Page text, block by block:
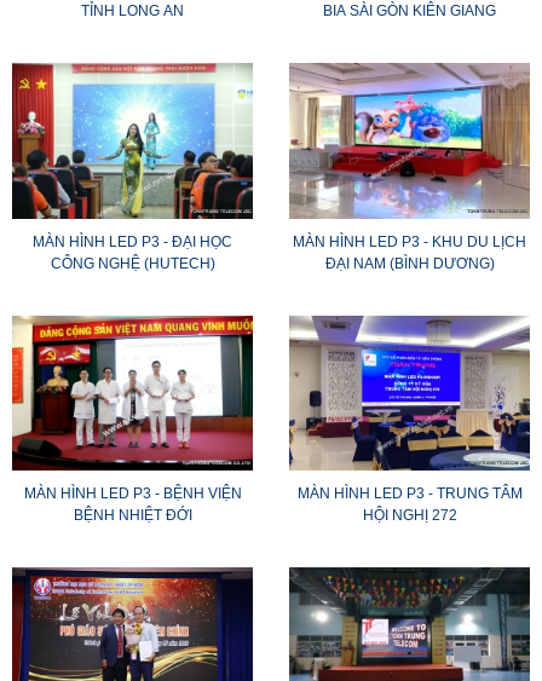
TỈNH LONG AN
BIA SÀI GÒN KIÊN GIANG
MÀN HÌNH LED P3 - ĐẠI HỌC
CÔNG NGHỆ (HUTECH)
MÀN HÌNH LED P3 - KHU DU LỊCH
ĐẠI NAM (BÌNH DƯƠNG)
MÀN HÌNH LED P3 - BỆNH VIỆN
BỆNH NHIỆT ĐỚI
MÀN HÌNH LED P3 - TRUNG TÂM
HỘI NGHỊ 272